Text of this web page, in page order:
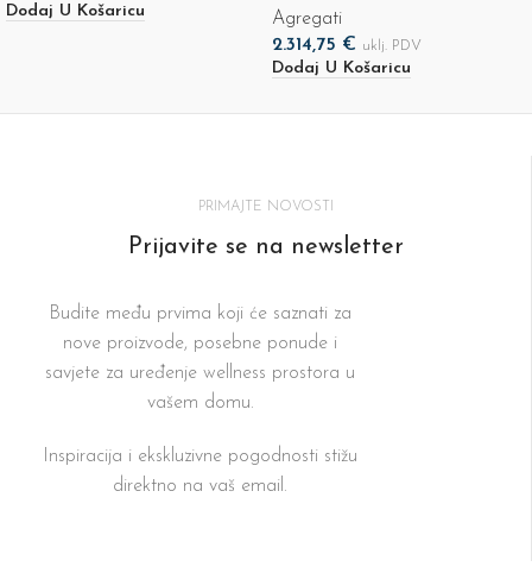
Dodaj U Košaricu
Agregati
2.314,75 € uklj. PDV
Dodaj U Košaricu
PRIMAJTE NOVOSTI
Prijavite se na newsletter
Budite među prvima koji će saznati za
nove proizvode, posebne ponude i
savjete za uređenje wellness prostora u
vašem domu.
Inspiracija i ekskluzivne pogodnosti stižu
direktno na vaš email.